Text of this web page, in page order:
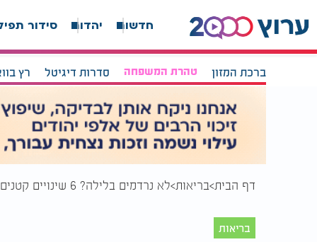
חדשות יהדות סידור
ברכת המזון טהרת המשפחה סדרות דיגיטל רץ
דף הבית בריאות לא נרדמים בלילה? 6 שינויים קטנים שיכולים לשפר משמעותית את איכות השינה
בריאות